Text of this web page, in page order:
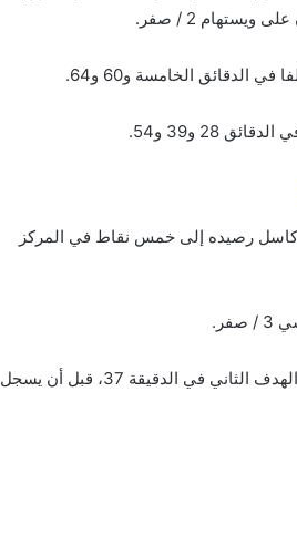
الدقائق الخامسة و60 و64.
28 و39 و54.
رصيده إلى خمس نقاط في المركز
وتقدم ليدز بهدف سجله براندن آرونسون في الدقيقة 33، وأضاف رودريغو الهدف الثاني في الدقيقة 37، قبل أن يسجل